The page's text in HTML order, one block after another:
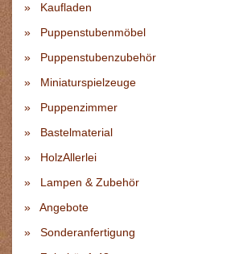
Kaufladen
Puppenstubenmöbel
Puppenstubenzubehör
Miniaturspielzeuge
Puppenzimmer
Bastelmaterial
HolzAllerlei
Lampen & Zubehör
Angebote
Sonderanfertigung